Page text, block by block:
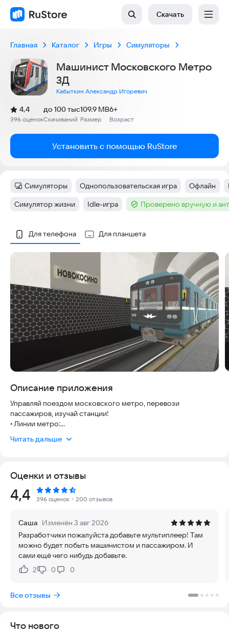
Скачать
Главная Каталог Игры Симуляторы
Машинист Московского Метро
3Д
Кабыткин Александр Игоревич
Рейтинг:
4,4
(
396 оценок
)
Скачиваний
до 100 тыс
Размер
109.9 MB
Возраст
6+
Установить с помощью RuStore
Категория:
Симуляторы Тег:
Однопользовательская игра Тег:
Офлайн
Тег:
Симулятор жизни Тег:
Idle-игра Тег :Проверено вручную и
Скриншоты
Для телефона Для планшета
Описание приложения
Управляй поездом московского метро, перевози
пассажиров, изучай станции!
• Линии метро:
Ильича, Авиамоторная, Шоссе Энтузиастов, Перово,
• Поезда:
- "Номерной" 81-717/714;
- "Ока" 81-760/761;
- Вагон типа "Е" 81-703;
• Информатор: настоящие записи информатора
московского метро.
• Режимы игры:
- Режим машиниста: управляй поездом московского метро;
Читать дальше
Оценки и отзывы
Рейтинг:
4,4 396 оценок ・200 отзывов
Саша Изменён 3 авг 2026
Разработчики пожалуйста добавьте мультиплеер! Там
можно будет побыть машинистом и пассажиром. И
сами ещё чего нибудь добавьте.
Нравится:
2Не нравится:
0 0
Все отзывы
Что нового